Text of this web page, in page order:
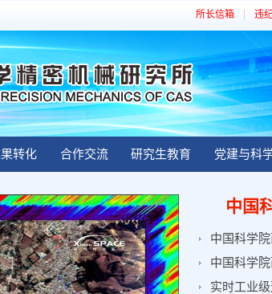
所长信箱 违
转化 合作交流 研究生教育 党建与科
中国
中国科学
中国科学
实时工业